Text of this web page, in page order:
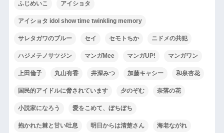
ふじめいこ アイショタ
アイショタ idol show time twinkling memory
サレタガワのブルー セイ セモトちか ニドメの共犯
ハジメテノサツジン マンガMee マンガUP! マンガワン
上田倫子 丸山有香 井深みつ 加藤キャシー 和泉杏花
国民的アイドルに脅されています 夕のぞむ 奈落の花
小説家になろう 愛をこめて、ぼちぼち
抱かれた棘と甘い吐息 明日からは清楚さん 海老ながれ